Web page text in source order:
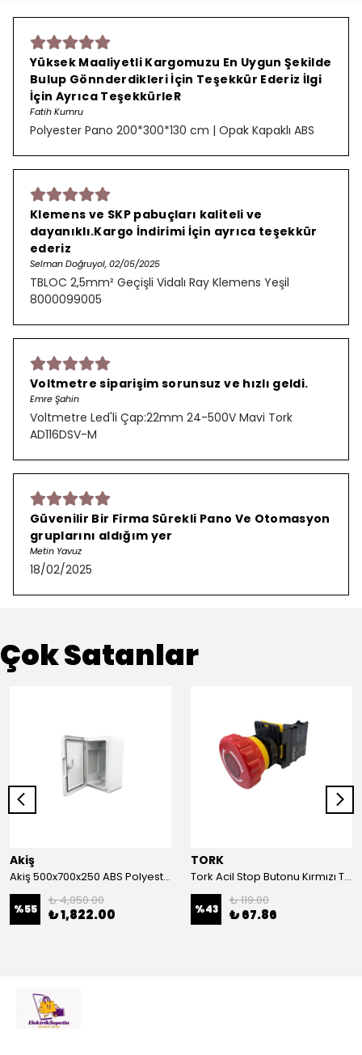
Yüksek Maaliyetli Kargomuzu En Uygun Şekilde
Bulup Gönnderdikleri İçin Teşekkür Ederiz İlgi
İçin Ayrıca TeşekkürleR
Fatih Kumru
Polyester Pano 200*300*130 cm | Opak Kapaklı ABS
Klemens ve SKP pabuçları kaliteli ve
dayanıklı.Kargo İndirimi İçin ayrıca teşekkür
ederiz
Selman Doğruyol, 02/05/2025
TBLOC 2,5mm² Geçişli Vidalı Ray Klemens Yeşil
8000099005
Voltmetre siparişim sorunsuz ve hızlı geldi.
Emre Şahin
Voltmetre Led'li Çap:22mm 24-500V Mavi Tork
AD116DSV-M
Güvenilir Bir Firma Sürekli Pano Ve Otomasyon
gruplarını aldığım yer
Metin Yavuz
18/02/2025
Çok Satanlar
Akiş
Akiş 500x700x250 ABS Polyester Pano | Duvar Pano | Plastik Elektrik Panosu
%55
₺ 4,050.00
₺ 1,822.00
TORK
Tork Acil Stop Butonu Kırmızı TRK-A3-01ZS Acil Durum Butonu | Kırmızı Mantar Tipi NC1
%43
₺ 119.00
₺ 67.86